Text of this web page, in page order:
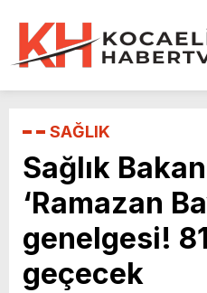
SAĞLIK
Sağlık
‘Ramazan
genelgesi!
geçecek